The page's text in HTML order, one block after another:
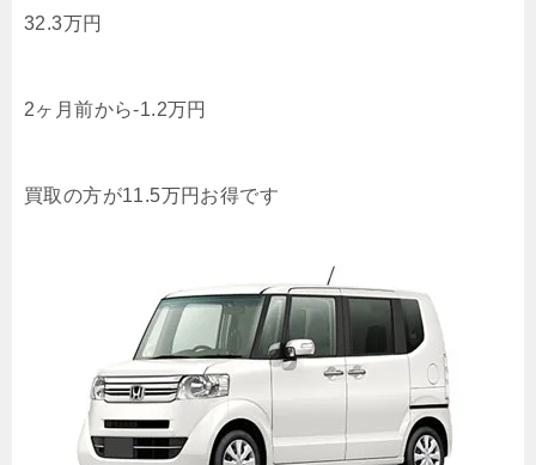
32.3万円
2ヶ月前から-1.2万円
買取の方が11.5万円 お得です